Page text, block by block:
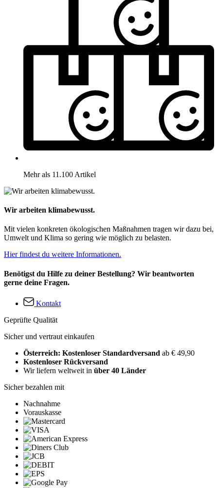
Mehr als 11.100 Artikel
Wir arbeiten klimabewusst.
Mit vielen konkreten ökologischen Maßnahmen tragen wir dazu bei,
Umwelt und Klima so gering wie möglich zu belasten.
Hier findest du weitere Informationen.
Benötigst du Hilfe zu deiner Bestellung? Wir beantworten
gerne deine Fragen.
Kontakt
Geprüfte Qualität
Sicher und vertraut einkaufen
Österreich: Kostenloser Standardversand ab € 49,90
Kostenloser Rückversand
Wir liefern weltweit in über 40 Länder
Sicher bezahlen mit
Nachnahme
Vorauskasse